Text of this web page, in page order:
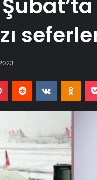
PinterestReddit VKontakte